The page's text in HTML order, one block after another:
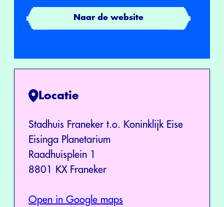
Naar de website
Locatie
Stadhuis Franeker t.o. Koninklijk Eise
Eisinga Planetarium
Raadhuisplein 1
8801 KX Franeker
Open in Google maps